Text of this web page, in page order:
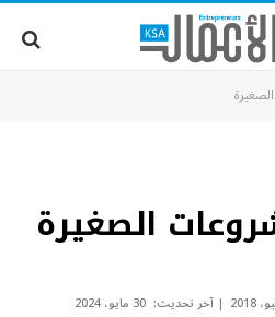
الصغيرة
آخر تحديث: 30 مايو، 2024